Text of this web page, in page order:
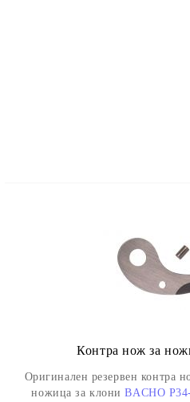
Контра нож за
Оригинален резервен контра
ножица за клони BACHO